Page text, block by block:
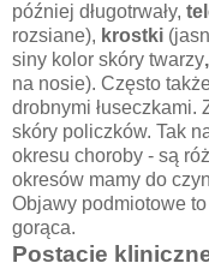
później długotrwały,
rozsiane), krostki
siny kolor skóry twarzy
na nosie). Często
drobnymi łuseczkami.
skóry policzków. Tak
okresu choroby - są
okresów mamy do
Objawy podmiotowe
gorąca.
Postacie